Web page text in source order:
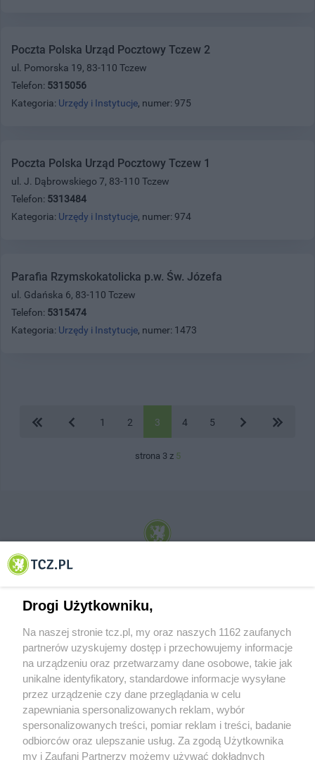
Poczta Polska Urząd Pocztowy Tczew 2
ul. Pomorska 19, 83-110 Tczew
Telefon: 5315056
Kategoria: Urzędy i Instytucje, numer: 975
Poczta Polska Urząd Pocztowy Tczew 1
ul. J. Dąbrowskiego 7, 83-110 Tczew
Telefon: 5313484
Kategoria: Urzędy i Instytucje, numer: 974
Parafia Rzymskokatolicka p.w. Św. Józefa
ul. Gdańska 6, 83-110 Tczew
Telefon: 5315474
Kategoria: Urzędy i Instytucje, numer: 1473
1 2 3 4 5
strona 3 z 5
© 2001-2026 Tczew - TCZ.PL Sp. z o.o. Internetowy Serwis Informacyjny Miasta
O FIRMIE POLITYKA PRYWATNOŚCI HOSTING
REKLAMA WSPÓŁPRACA RSS FACEBOOK KONTAKT
Drogi Użytkowniku,
Na naszej stronie tcz.pl, my oraz naszych 1162 zaufanych
partnerów uzyskujemy dostęp i przechowujemy informacje
na urządzeniu oraz przetwarzamy dane osobowe, takie jak
unikalne identyfikatory, standardowe informacje wysyłane
przez urządzenie czy dane przeglądania w celu
zapewniania spersonalizowanych reklam, wybór
spersonalizowanych treści, pomiar reklam i treści, badanie
odbiorców oraz ulepszanie usług. Za zgodą Użytkownika
my i Zaufani Partnerzy możemy używać dokładnych